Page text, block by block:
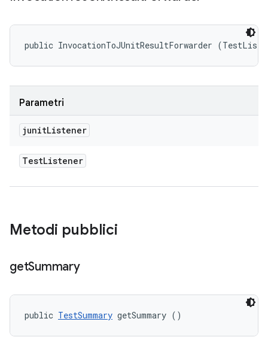
public InvocationToJUnitResultForwarder
Parametri
junitListener
TestListener
Metodi pubblici
getSummary
public TestSummary getSummary ()